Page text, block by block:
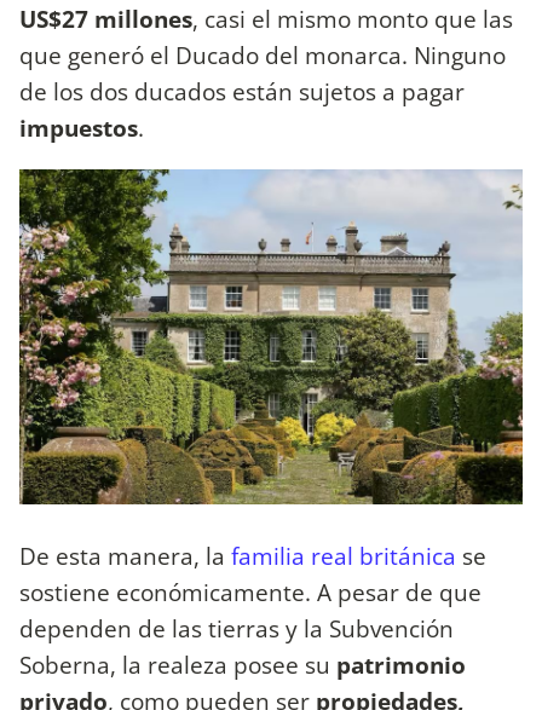
US$27 millones, casi el mismo monto que las
que generó el Ducado del monarca. Ninguno
de los dos ducados están sujetos a pagar
impuestos.
De esta manera, la familia real británica se
sostiene económicamente. A pesar de que
dependen de las tierras y la Subvención
Soberna, la realeza posee su patrimonio
privado, como pueden ser propiedades,